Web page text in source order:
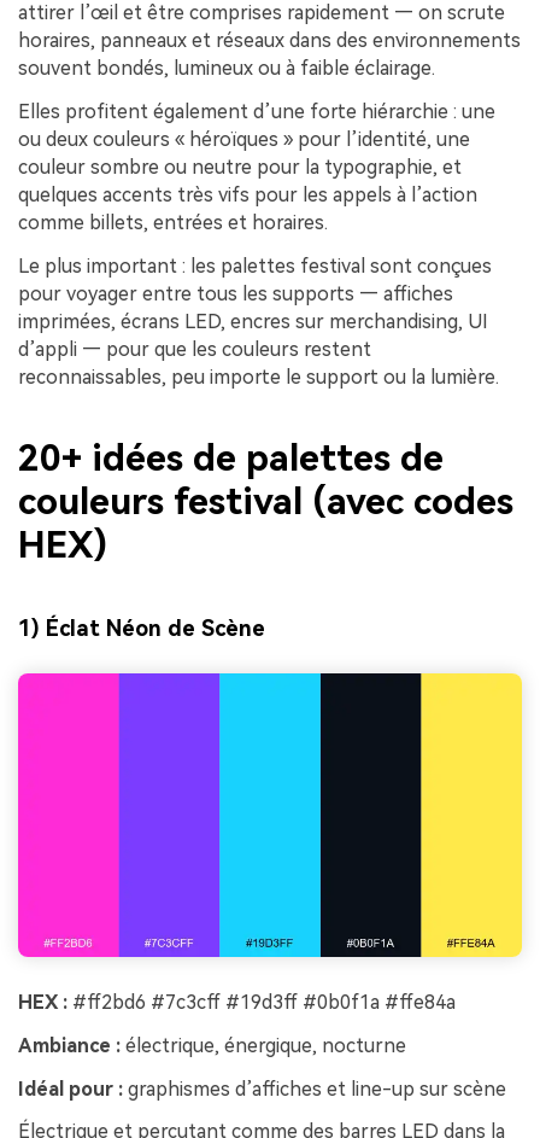
attirer l’œil et être comprises rapidement — on scrute
horaires, panneaux et réseaux dans des environnements
souvent bondés, lumineux ou à faible éclairage.
Elles profitent également d’une forte hiérarchie : une
ou deux couleurs « héroïques » pour l’identité, une
couleur sombre ou neutre pour la typographie, et
quelques accents très vifs pour les appels à l’action
comme billets, entrées et horaires.
Le plus important : les palettes festival sont conçues
pour voyager entre tous les supports — affiches
imprimées, écrans LED, encres sur merchandising, UI
d’appli — pour que les couleurs restent
reconnaissables, peu importe le support ou la lumière.
20+ idées de palettes de
couleurs festival (avec codes
HEX)
1) Éclat Néon de Scène
HEX : #ff2bd6 #7c3cff #19d3ff #0b0f1a #ffe84a
Ambiance : électrique, énergique, nocturne
Idéal pour : graphismes d’affiches et line-up sur scène
Électrique et percutant comme des barres LED dans la